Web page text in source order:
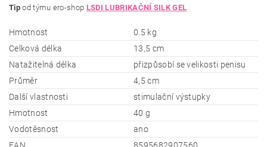
Tipod týmu ero-shop LSDI LUBRIKAČNÍ SILK GEL
Hmotnost
0.5 kg
Celková délka
13,5 cm
Natažitelná délka
přizpůsobí se velikosti penisu
Průměr
4,5 cm
Další vlastnosti
stimulační výstupky
Hmotnost
40 g
Vodotěsnost
ano